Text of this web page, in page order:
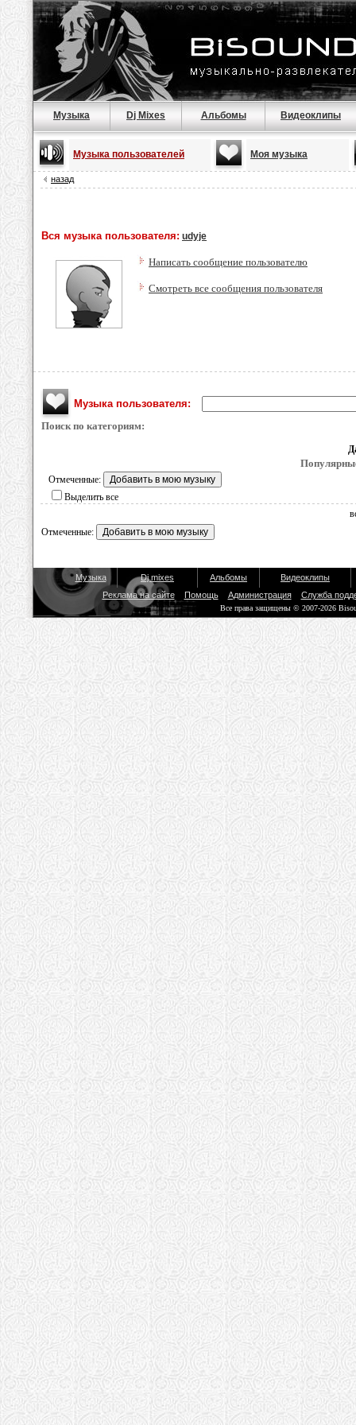
Музыка Dj Mixes Альбомы Видеоклипы
Музыка пользователей Моя музыка
назад
Вся музыка пользователя: udyje
Написать сообщение пользователю
Смотреть все сообщения пользователя
Музыка пользователя:
Поиск по категориям:
Отмеченные:
Выделить все
Отмеченные:
Музыка Dj mixes Альбомы
Видеоклипы
Реклама на сайте
Помощь Администрация Служба
Все права защищены © 2007-2026